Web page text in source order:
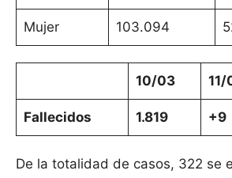
Mujer 103.094
10/03 11/
Fallecidos 1.819 +9
De la totalidad de casos, 322 se